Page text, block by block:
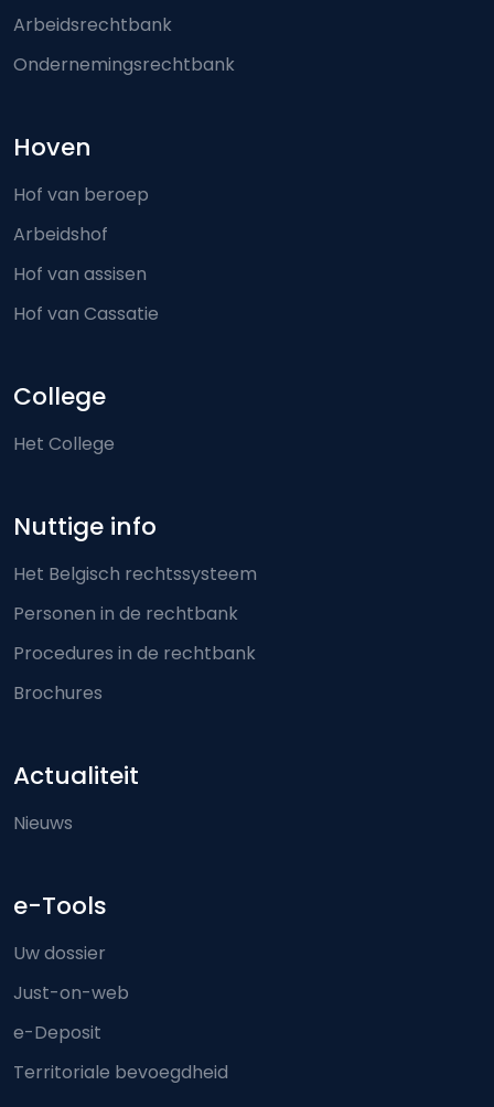
Arbeidsrechtbank
Ondernemingsrechtbank
Hoven
Hof van beroep
Arbeidshof
Hof van assisen
Hof van Cassatie
College
Het College
Nuttige info
Het Belgisch rechtssysteem
Personen in de rechtbank
Procedures in de rechtbank
Brochures
Actualiteit
Nieuws
e-Tools
Uw dossier
Just-on-web
e-Deposit
Territoriale bevoegdheid